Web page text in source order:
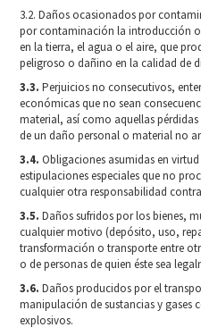
3.2. Daños ocasionados por
por contaminación la introducción
en la tierra, el agua o el aire, que
peligroso o dañino en la calidad de
3.3. Perjuicios no consecutivos,
económicas que no sean
material, así como aquellas
de un daño personal o material no
3.4. Obligaciones asumidas en
estipulaciones especiales que no
cualquier otra responsabilidad
3.5. Daños sufridos por los bienes,
cualquier motivo (depósito, uso,
transformación o transporte entre
o de personas de quien éste sea
3.6. Daños producidos por el
manipulación de sustancias y
explosivos.